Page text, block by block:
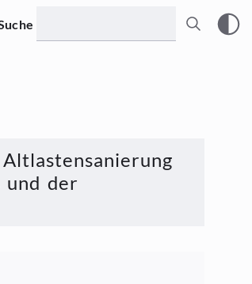
und der